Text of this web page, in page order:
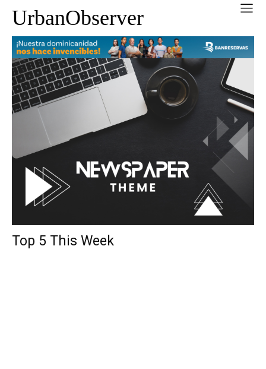
UrbanObserver
Top 5 This Week